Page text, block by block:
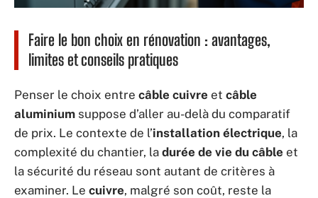
Faire le bon choix en rénovation : avantages,
limites et conseils pratiques
Penser le choix entre câble cuivre et câble
aluminium suppose d’aller au-delà du comparatif
de prix. Le contexte de l’installation électrique, la
complexité du chantier, la durée de vie du câble et
la sécurité du réseau sont autant de critères à
examiner. Le cuivre, malgré son coût, reste la